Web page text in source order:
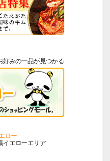
好みの一品が見つかる
ロー
イエローエリア